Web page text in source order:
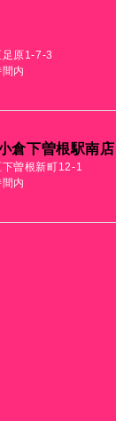
原1-7-3
内
倉下曽根駅南店
曽根新町12-1
内